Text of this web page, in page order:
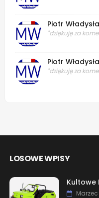
Piotr
"dziękuję za
Piotr
"dziękuję za
LOSOWE WPISY
Kultowe
Marzec